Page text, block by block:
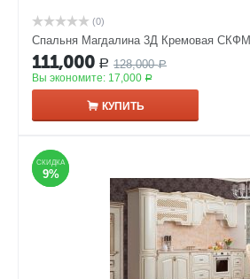
(0)
Спальня Магдалина 3Д Кремовая СКФМ
111,000 Р 128,000 Р
Вы экономите: 17,000 Р
КУПИТЬ
СКИДКА
9%
СКИДКА
9%